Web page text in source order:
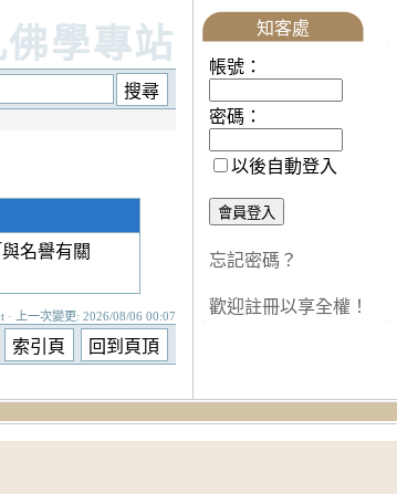
學專站
名譽有關
· 上一次變更: 2026/08/06 00:07
知客處
帳號：
密碼：
以後自動登入
忘記密碼？
歡迎註冊以享全權！